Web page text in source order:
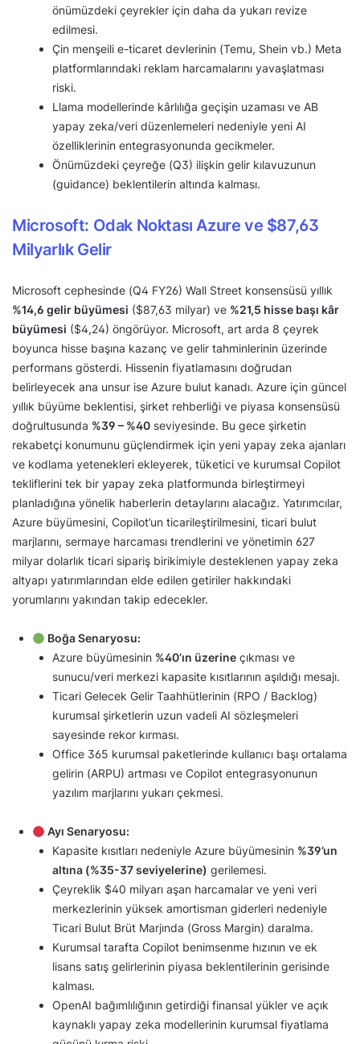
önümüzdeki çeyrekler için daha da yukarı revize
edilmesi.
Çin menşeili e-ticaret devlerinin (Temu, Shein vb.) Meta
platformlarındaki reklam harcamalarını yavaşlatması
riski.
Llama modellerinde kârlılığa geçişin uzaması ve AB
yapay zeka/veri düzenlemeleri nedeniyle yeni AI
özelliklerinin entegrasyonunda gecikmeler.
Önümüzdeki çeyreğe (Q3) ilişkin gelir kılavuzunun
(guidance) beklentilerin altında kalması.
Microsoft: Odak Noktası Azure ve $87,63
Milyarlık Gelir
Microsoft cephesinde (Q4 FY26) Wall Street konsensüsü yıllık
%14,6 gelir büyümesi ($87,63 milyar) ve %21,5 hisse başı kâr
büyümesi ($4,24) öngörüyor. Microsoft, art arda 8 çeyrek
boyunca hisse başına kazanç ve gelir tahminlerinin üzerinde
performans gösterdi. Hissenin fiyatlamasını doğrudan
belirleyecek ana unsur ise Azure bulut kanadı. Azure için güncel
yıllık büyüme beklentisi, şirket rehberliği ve piyasa konsensüsü
doğrultusunda %39 – %40 seviyesinde. Bu gece şirketin
rekabetçi konumunu güçlendirmek için yeni yapay zeka ajanları
ve kodlama yetenekleri ekleyerek, tüketici ve kurumsal Copilot
tekliflerini tek bir yapay zeka platformunda birleştirmeyi
planladığına yönelik haberlerin detaylarını alacağız. Yatırımcılar,
Azure büyümesini, Copilot’un ticarileştirilmesini, ticari bulut
marjlarını, sermaye harcaması trendlerini ve yönetimin 627
milyar dolarlık ticari sipariş birikimiyle desteklenen yapay zeka
altyapı yatırımlarından elde edilen getiriler hakkındaki
yorumlarını yakından takip edecekler.
Boğa Senaryosu:
Azure büyümesinin %40’ın üzerine çıkması ve
sunucu/veri merkezi kapasite kısıtlarının aşıldığı mesajı.
Ticari Gelecek Gelir Taahhütlerinin (RPO / Backlog)
kurumsal şirketlerin uzun vadeli AI sözleşmeleri
sayesinde rekor kırması.
Office 365 kurumsal paketlerinde kullanıcı başı ortalama
gelirin (ARPU) artması ve Copilot entegrasyonunun
yazılım marjlarını yukarı çekmesi.
Ayı Senaryosu:
Kapasite kısıtları nedeniyle Azure büyümesinin %39’un
altına (%35-37 seviyelerine) gerilemesi.
Çeyreklik $40 milyarı aşan harcamalar ve yeni veri
merkezlerinin yüksek amortisman giderleri nedeniyle
Ticari Bulut Brüt Marjında (Gross Margin) daralma.
Kurumsal tarafta Copilot benimsenme hızının ve ek
lisans satış gelirlerinin piyasa beklentilerinin gerisinde
kalması.
OpenAI bağımlılığının getirdiği finansal yükler ve açık
kaynaklı yapay zeka modellerinin kurumsal fiyatlama